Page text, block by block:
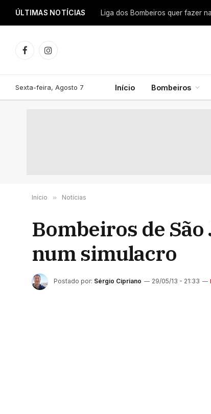
ÚLTIMAS NOTÍCIAS
FacebookInstagram
Sexta-feira, Agosto 7 Início Bombeiros
Início » Notícias
Bombeiros de
num simulacro
Postado por: Sérgio Cipriano 29/05/13 - 21:33